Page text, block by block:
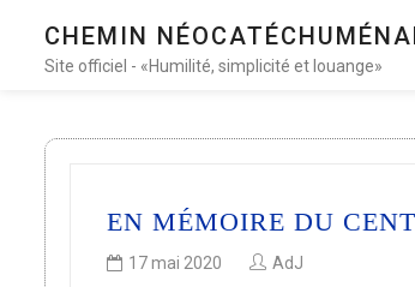
CHEMIN
Site officiel - «Humilité, simplicité et louange»
EN MÉMOIRE DU
17 mai 2020 AdJ